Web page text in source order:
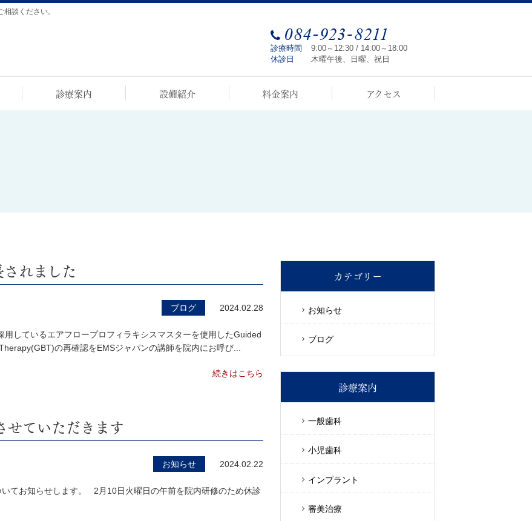
談ください。
診療時間
9:00～12:30 / 14:00～18:00
休診日
木曜午後、日曜、祝日
診療案内 設備紹介 料金案内 アクセス
れました
ブログ 2024.02.28
用しているエアフロープロフィラキシスマスターを使用したGuided
の再確認をEMSジャパンの講師を院内にお呼び...
続きはこちら
せていただきます
お知らせ 2024.02.22
てお知らせします。 2月10日火曜日の午前を院内研修のため休診
カテゴリー
お知らせ
ブログ
診療案内
一般歯科
小児歯科
インプラント
審美治療